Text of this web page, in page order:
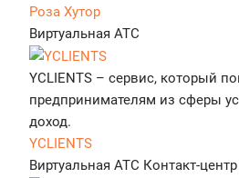
Роза Хутор
Виртуальная АТС
YCLIENTS – сервис, который
предпринимателям из сферы
доход.
YCLIENTS
Виртуальная АТС Контакт-центр